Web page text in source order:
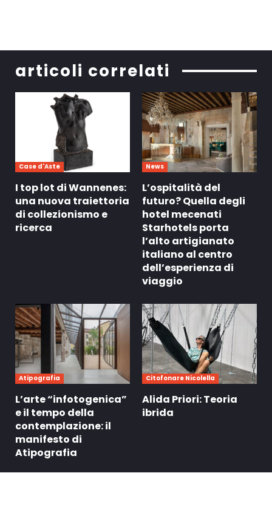
articoli correlati
Case d'Aste
I top lot di Wannenes:
una nuova traiettoria
di collezionismo e
ricerca
News
L’ospitalità del
futuro? Quella degli
hotel mecenati
Starhotels porta
l’alto artigianato
italiano al centro
dell’esperienza di
viaggio
Atipografia
L’arte “infotogenica”
e il tempo della
contemplazione: il
manifesto di
Atipografia
Citofonare Nicolella
Alida Priori: Teoria
ibrida